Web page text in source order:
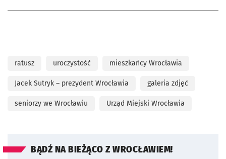
ratusz uroczystość mieszkańcy Wrocławia
Jacek Sutryk – prezydent Wrocławia galeria zdjęć
seniorzy we Wrocławiu Urząd Miejski Wrocławia
BĄDŹ NA BIEŻĄCO Z WROCŁAWIEM!